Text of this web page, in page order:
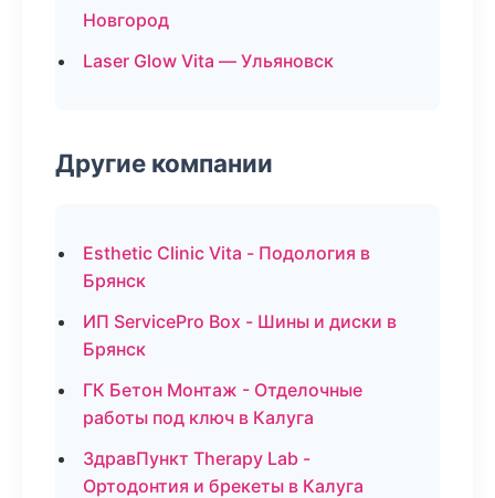
Новгород
Laser Glow Vita — Ульяновск
Другие компании
Esthetic Clinic Vita - Подология в
Брянск
ИП ServicePro Box - Шины и диски в
Брянск
ГК Бетон Монтаж - Отделочные
работы под ключ в Калуга
ЗдравПункт Therapy Lab -
Ортодонтия и брекеты в Калуга